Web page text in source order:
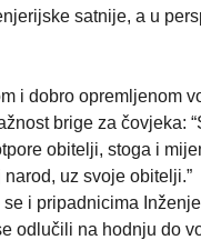
satnije, a u
i dobro opremljenom
brige za čovjeka:
obitelji, stoga i
uz svoje obitelji.”
i pripadnicima
odlučili na hodnju do